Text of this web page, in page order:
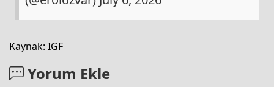
Kaynak: IGF
Yorum Ekle